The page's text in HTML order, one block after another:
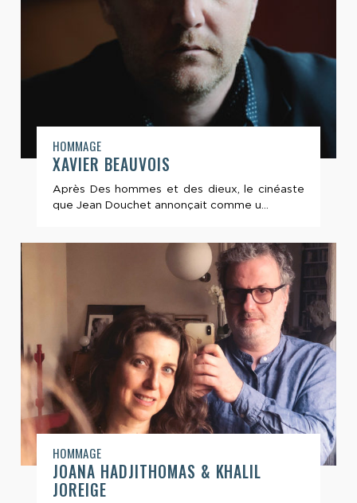
HOMMAGE
XAVIER BEAUVOIS
Après Des hommes et des dieux, le cinéaste
que Jean Douchet annonçait comme u...
HOMMAGE
JOANA HADJITHOMAS & KHALIL
JOREIGE